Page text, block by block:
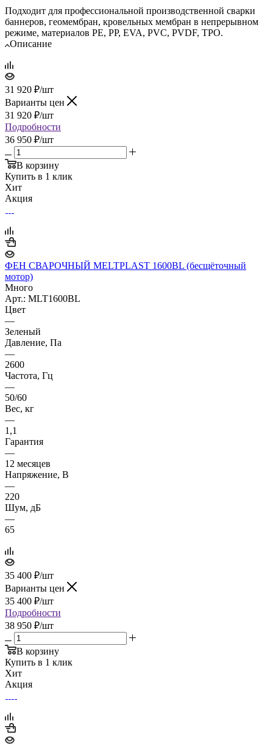
Подходит для профессиональной производственной сварки
баннеров, геомембран, кровельных мембран в непрерывном
режиме, материалов PE, PP, EVA, PVC, PVDF, TPO.
Описание
31 920 ₽/шт
Варианты цен
31 920 ₽/шт
Подробности
36 950 ₽/шт
В корзину
Купить в 1 клик
Хит
Акция
ФЕН СВАРОЧНЫЙ MELTPLAST 1600BL (бесщёточный
мотор)
Много
Арт.: MLT1600BL
Цвет
—
Зеленый
Давление, Па
—
2600
Частота, Гц
—
50/60
Вес, кг
—
1,1
Гарантия
—
12 месяцев
Напряжение, В
—
220
Шум, дБ
—
65
35 400 ₽/шт
Варианты цен
35 400 ₽/шт
Подробности
38 950 ₽/шт
В корзину
Купить в 1 клик
Хит
Акция